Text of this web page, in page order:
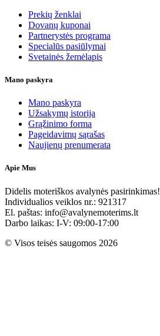
Prekių ženklai
Dovanų kuponai
Partnerystės programa
Specialūs pasiūlymai
Svetainės žemėlapis
Mano paskyra
Mano paskyra
Užsakymų istorija
Grąžinimo forma
Pageidavimų sąrašas
Naujienų prenumerata
Apie Mus
Didelis moteriškos avalynės pasirinkimas!
Individualios veiklos nr.: 921317
El. paštas: info@avalynemoterims.lt
Darbo laikas: I-V: 09:00-17:00
© Visos teisės saugomos 2026